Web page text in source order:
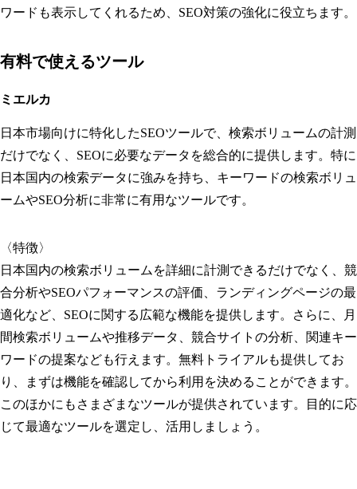
ワードも表示してくれるため、SEO対策の強化に役立ちます。
有料で使えるツール
ミエルカ
日本市場向けに特化したSEOツールで、検索ボリュームの計測
だけでなく、SEOに必要なデータを総合的に提供します。特に
日本国内の検索データに強みを持ち、キーワードの検索ボリュ
ームやSEO分析に非常に有用なツールです。
〈特徴〉
日本国内の検索ボリュームを詳細に計測できるだけでなく、競
合分析やSEOパフォーマンスの評価、ランディングページの最
適化など、SEOに関する広範な機能を提供します。さらに、月
間検索ボリュームや推移データ、競合サイトの分析、関連キー
ワードの提案なども行えます。無料トライアルも提供してお
り、まずは機能を確認してから利用を決めることができます。
このほかにもさまざまなツールが提供されています。目的に応
じて最適なツールを選定し、活用しましょう。